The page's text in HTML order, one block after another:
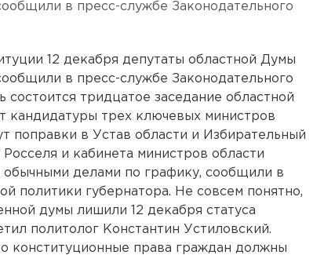
в пресс-службе Законодательного
12 декабря депутаты областной Думы
в пресс-службе Законодательного
состоится тридцатое заседание областной
кандидатуры трех ключевых министров
поправки в Устав области и Избирательный
и кабинета министров области
обычными делами по графику, сообщили в
политики губернатора. Не совсем понятно,
думы лишили 12 декабря статуса
политолог Константин Устиловский.
конституционные права граждан должны